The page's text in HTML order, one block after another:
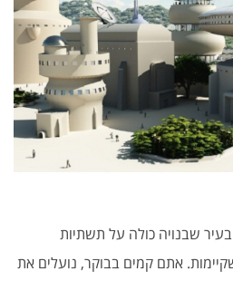
שבנויה כולה על תשתיות
אתם קמים בבוקר, נועלים את